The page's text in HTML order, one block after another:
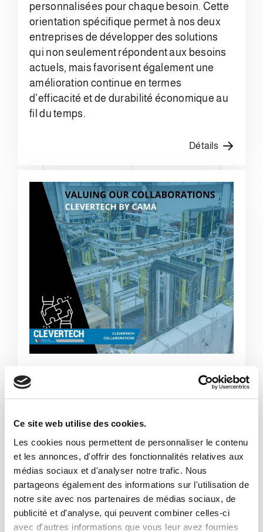
Ce site web utilise des cookies.
Les cookies nous permettent de personnaliser le contenu
et les annonces, d'offrir des fonctionnalités relatives aux
médias sociaux et d'analyser notre trafic. Nous
partageons également des informations sur l'utilisation de
notre site avec nos partenaires de médias sociaux, de
publicité et d'analyse, qui peuvent combiner celles-ci
avec d'autres informations que vous leur avez fournies
personnalisées pour chaque besoin. Cette
orientation spécifique permet à nos deux
entreprises de développer des solutions
qui non seulement répondent aux besoins
actuels, mais favorisent également une
amélioration continue en termes
d'efficacité et de durabilité économique au
fil du temps.
Détails
NOUS VALORISONS LA
COLLABORATION AVEC NOS
PARTENAIRES
Depuis plus de dix ans, le groupe
Clevertech collabore activement avec l'un
des principaux leaders du secteur de
l'emballage secondaire : le groupe Cama.
Comme nous, Cama est une entreprise